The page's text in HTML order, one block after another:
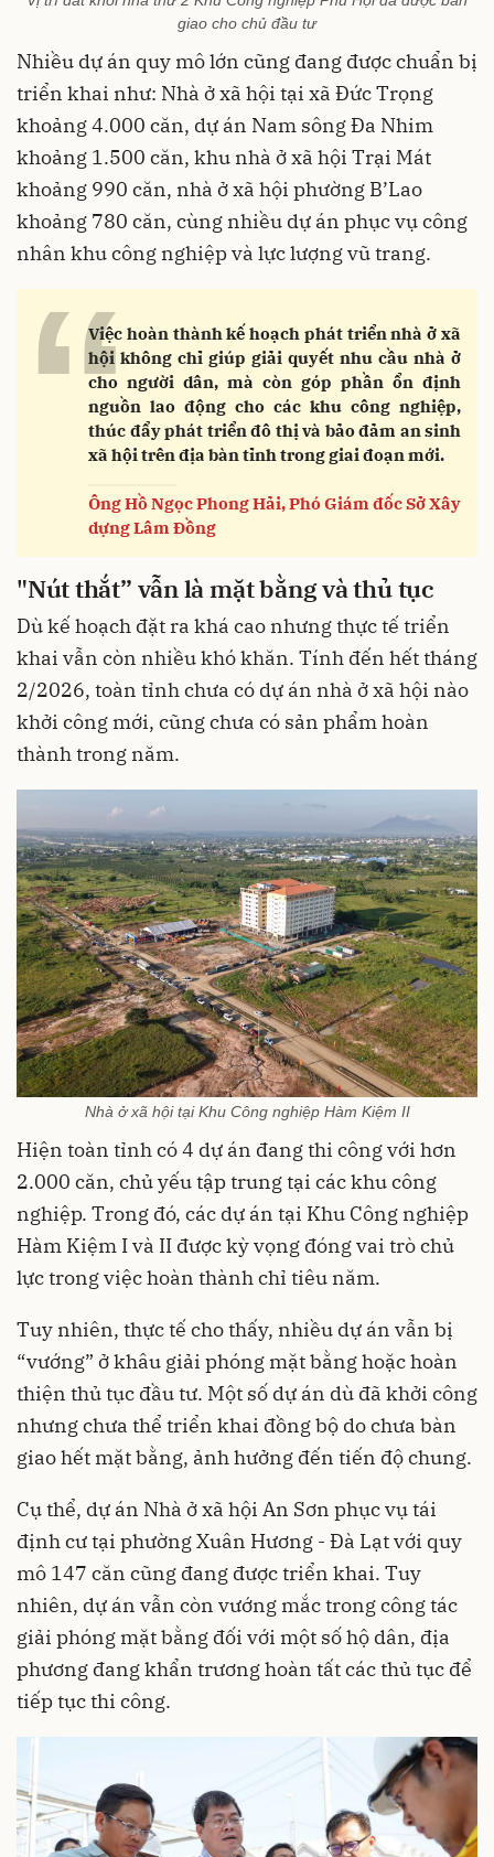
giao cho chủ đầu tư
Nhiều dự án quy mô lớn cũng đang được chuẩn bị
triển khai như: Nhà ở xã hội tại xã Đức Trọng
khoảng 4.000 căn, dự án Nam sông Đa Nhim
khoảng 1.500 căn, khu nhà ở xã hội Trại Mát
khoảng 990 căn, nhà ở xã hội phường B’Lao
khoảng 780 căn, cùng nhiều dự án phục vụ công
nhân khu công nghiệp và lực lượng vũ trang.
“Việc hoàn thành kế hoạch phát triển nhà ở xã
hội không chỉ giúp giải quyết nhu cầu nhà ở
cho người dân, mà còn góp phần ổn định
nguồn lao động cho các khu công nghiệp,
thúc đẩy phát triển đô thị và bảo đảm an sinh
xã hội trên địa bàn tỉnh trong giai đoạn mới.
Ông Hồ Ngọc Phong Hải, Phó Giám đốc Sở Xây
dựng Lâm Đồng
"Nút thắt” vẫn là mặt bằng và thủ tục
Dù kế hoạch đặt ra khá cao nhưng thực tế triển
khai vẫn còn nhiều khó khăn. Tính đến hết tháng
2/2026, toàn tỉnh chưa có dự án nhà ở xã hội nào
khởi công mới, cũng chưa có sản phẩm hoàn
thành trong năm.
Nhà ở xã hội tại Khu Công nghiệp Hàm Kiệm II
Hiện toàn tỉnh có 4 dự án đang thi công với hơn
2.000 căn, chủ yếu tập trung tại các khu công
nghiệp. Trong đó, các dự án tại Khu Công nghiệp
Hàm Kiệm I và II được kỳ vọng đóng vai trò chủ
lực trong việc hoàn thành chỉ tiêu năm.
Tuy nhiên, thực tế cho thấy, nhiều dự án vẫn bị
“vướng” ở khâu giải phóng mặt bằng hoặc hoàn
thiện thủ tục đầu tư. Một số dự án dù đã khởi công
nhưng chưa thể triển khai đồng bộ do chưa bàn
giao hết mặt bằng, ảnh hưởng đến tiến độ chung.
Cụ thể, dự án Nhà ở xã hội An Sơn phục vụ tái
định cư tại phường Xuân Hương - Đà Lạt với quy
mô 147 căn cũng đang được triển khai. Tuy
nhiên, dự án vẫn còn vướng mắc trong công tác
giải phóng mặt bằng đối với một số hộ dân, địa
phương đang khẩn trương hoàn tất các thủ tục để
tiếp tục thi công.